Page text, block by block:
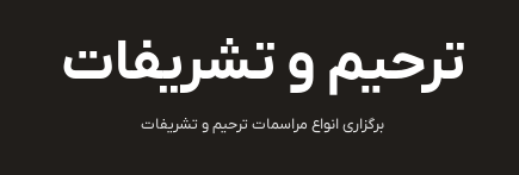
ترحیم و تشریفات
برگزاری انواع مراسمات ترحیم و تشریفات